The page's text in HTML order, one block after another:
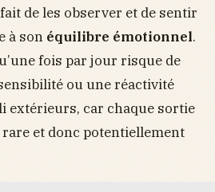
de les observer et de sentir
à son équilibre émotionnel.
fois par jour risque de
ou une réactivité
extérieurs, car chaque sortie
et donc potentiellement